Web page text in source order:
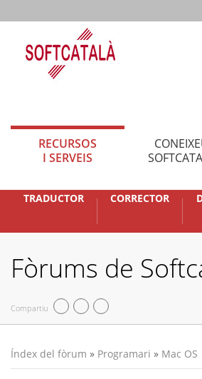
RECURSOS
I SERVEIS
TRADUCTOR CORRECTOR
Fòrums de
Compartiu
Índex del fòrum » Programari » Mac OS